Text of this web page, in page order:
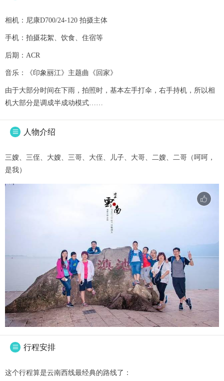
相机：尼康D700/24-120 拍摄主体
手机：拍摄花絮、饮食、住宿等
后期：ACR
音乐：《印象丽江》主题曲《回家》
由于大部分时间在下雨，拍照时，基本左手打伞，右手持机，所以相
机大部分是调成半成动模式……
 人物介绍
三嫂、三侄、大嫂、三哥、大侄、儿子、大哥、二嫂、二哥（呵呵，
是我）
 行程安排
这个行程算是云南西线最经典的路线了：